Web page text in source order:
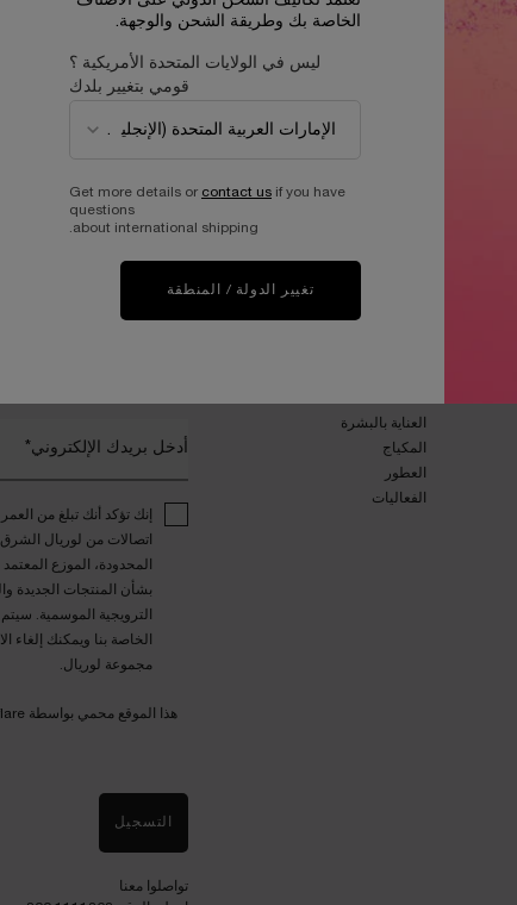
عملية دفع ولا أسهل
العناية بالبشرة​
المكياج​
العطور​
الفعاليات​
انضمي إلى عالم لانكوم
أدخل بريدك الإلكتروني*
اتصالات من لوريال
المحدودة، الموزع
بشأن المنتجات الجديدة
الترويجية الموسمية.
الخاصة بنا ويمكنك
مجموعة لوريال.
هذا الموقع محمي بواسطة Cloudflare ويخضع
التسجيل
تواصلوا معنا
الخاصة بك وطريقة الشحن والوجهة.
ليس في الولايات المتحدة الأمريكية ؟
قومي بتغيير بلدك
Get more details or contact us if you have
questions
about international shipping.
تغيير الدولة / المنطقة